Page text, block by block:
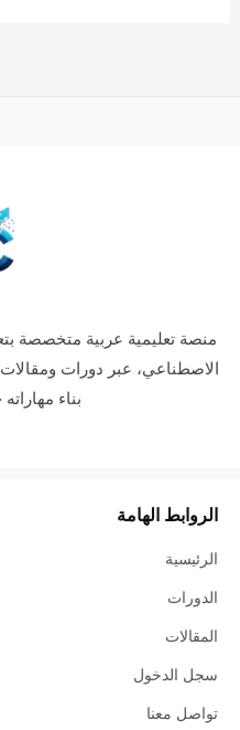
منصة تعليمية عربية متخصصة
الاصطناعي، عبر دورات
بناء
الروابط الهامة
الرئيسية
الدورات
المقالات
سجل الدخول
تواصل معنا